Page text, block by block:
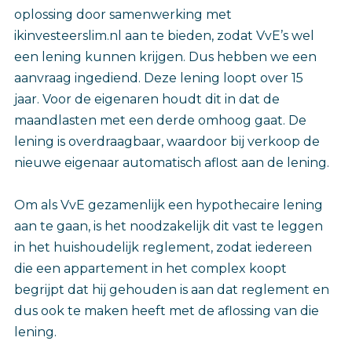
oplossing door samenwerking met
ikinvesteerslim.nl aan te bieden, zodat VvE’s wel
een lening kunnen krijgen. Dus hebben we een
aanvraag ingediend. Deze lening loopt over 15
jaar. Voor de eigenaren houdt dit in dat de
maandlasten met een derde omhoog gaat. De
lening is overdraagbaar, waardoor bij verkoop de
nieuwe eigenaar automatisch aflost aan de lening.
Om als VvE gezamenlijk een hypothecaire lening
aan te gaan, is het noodzakelijk dit vast te leggen
in het huishoudelijk reglement, zodat iedereen
die een appartement in het complex koopt
begrijpt dat hij gehouden is aan dat reglement en
dus ook te maken heeft met de aflossing van die
lening.